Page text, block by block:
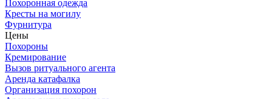
Похоронная одежда
Кресты на могилу
Фурнитура
Цены
Похороны
Кремирование
Вызов ритуального агента
Аренда катафалка
Организация похорон